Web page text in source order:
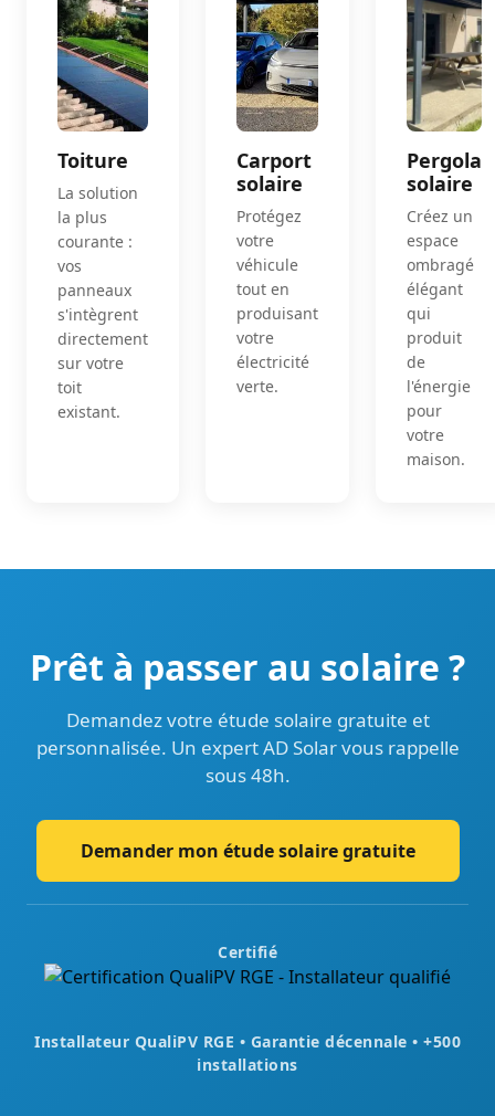
Toiture
La solution
la plus
courante :
vos
panneaux
s'intègrent
directement
sur votre
toit
existant.
Carport
solaire
Protégez
votre
véhicule
tout en
produisant
votre
électricité
verte.
Pergola
solaire
Créez un
espace
ombragé
élégant
qui
produit
de
l'énergie
pour
votre
maison.
Prêt à passer au solaire ?
Demandez votre étude solaire gratuite et
personnalisée. Un expert AD Solar vous rappelle
sous 48h.
Demander mon étude solaire gratuite
Certifié
Installateur QualiPV RGE • Garantie décennale • +500
installations